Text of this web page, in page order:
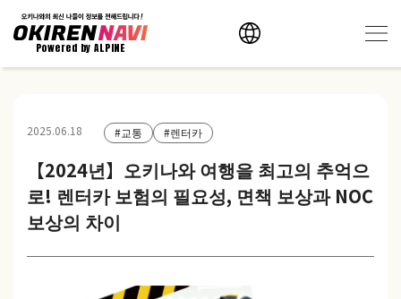
Powered by ALPINE
2025.06.18 #교통 #렌터카
【2024년】오키나와 여행을 최고의 추억으
로! 렌터카 보험의 필요성, 면책 보상과 NOC
보상의 차이